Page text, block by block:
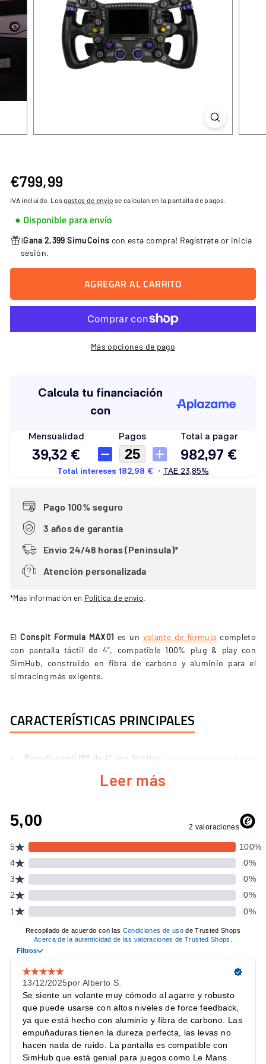
Precio
habitual
€799,99
IVA incluido. Losgastos de envío se calculan en la pantalla de pagos.
● Disponible para envío
¡Gana 2,399 SimuCoins con esta compra! Regístrate or inicia
sesión.
AGREGAR AL CARRITO
Más opciones de pago
Pago 100% seguro
3 años de garantía
Envío 24/48 horas (Península)*
Atención personalizada
*Más información en Política de envío.
ElConspit Formula MAX01 es un volante de fórmula completo
con pantalla táctil de 4", compatible 100% plug & play con
SimHub, construido en fibra de carbono y aluminio para el
simracing más exigente.
CARACTERÍSTICAS PRINCIPALES
Pantalla táctil IPS de 4" con SimHub
: dashboards propios de
Iluminación RGB completa : 21 LED de dash, 10 botones RGB
Levas magnéticas silenciosas
: cambio magnético y doble
Controles avanzados: encoders de pulgar abiertos, botones
Carbono de 5 mm + aluminio monocasco
: rigidez extrema
ESPECIFICACIONES
CARACTERÍSTICA
Tipo Volante de fórmula completo
Diámetro 300 mm
Pantalla Táctil IPS 4" · 800×480
Leer más